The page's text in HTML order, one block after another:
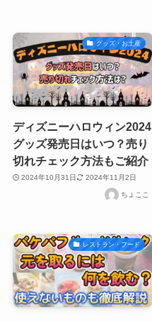
グッズ・お土産
ディズニーハロウィン2024
グッズ発売日はいつ？売り
切れチェック方法もご紹介
2024年10月31日 2024年11月2日
ちょここ
レストラン・フード